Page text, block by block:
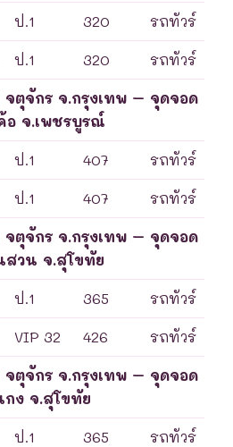
ป.1 320 รถทัวร์
ป.1 320 รถทัวร์
ตุจักร จ.กรุงเทพ – จุดจอด
อ จ.เพชรบูรณ์
ป.1 407 รถทัวร์
ป.1 407 รถทัวร์
ตุจักร จ.กรุงเทพ – จุดจอด
สวน จ.สุโขทัย
ป.1 365 รถทัวร์
VIP 32 426 รถทัวร์
ตุจักร จ.กรุงเทพ – จุดจอด
กง จ.สุโขทัย
ป.1 365 รถทัวร์